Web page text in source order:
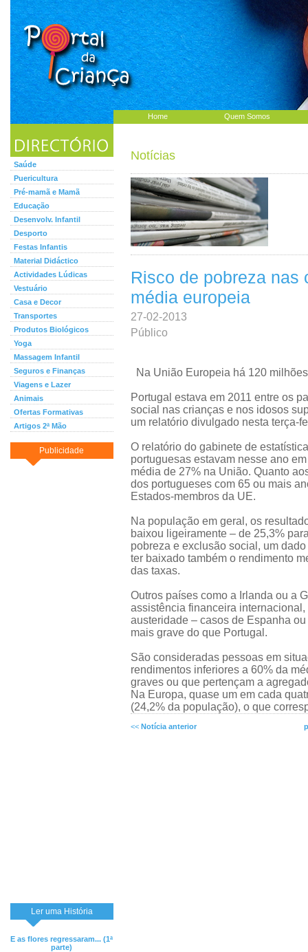
Home Quem Somos
Saúde
Puericultura
Pré-mamã e Mamã
Educação
Desenvolv. Infantil
Desporto
Festas Infantis
Material Didáctico
Actividades Lúdicas
Vestuário
Casa e Decor
Transportes
Produtos Biológicos
Yoga
Massagem Infantil
Seguros e Finanças
Viagens e Lazer
Animais
Ofertas Formativas
Artigos 2ª Mão
Publicidade
Ler uma História
E as flores regressaram... (1ª
parte)
Notícias
Risco de pobreza nas
média europeia
27-02-2013
Público
Na União Europeia há 120
Portugal estava em 2011 entre os
social nas crianças e nos idosos
um relatório divulgado nesta terça-
O relatório do gabinete de
portuguesas estavam nesse ano
média de 27% na União. Quanto
dos portugueses com 65 ou mais
Estados-membros da UE.
Na população em geral, os
baixou ligeiramente – de 25,3%
pobreza e exclusão social, um
ter baixado também o rendimento
das taxas.
Outros países como a Irlanda ou a
assistência financeira
austeridade – casos de Espanha
mais grave do que Portugal.
São consideradas pessoas em
rendimentos inferiores a 60% da
graves ou que pertençam a
Na Europa, quase um em cada
(24,2% da população), o que
<< Notícia anterior